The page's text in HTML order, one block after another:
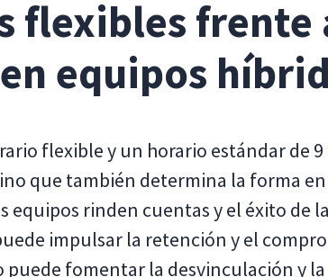
flexibles frente
equipos
flexible y un horario estándar de 9
que también determina la forma
equipos rinden cuentas y el éxito de
impulsar la retención y el
fomentar la desvinculación y